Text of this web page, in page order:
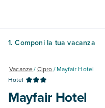
1. Componi la tua vacanza
Vacanze/Cipro/Mayfair Hotel
Hotel
Mayfair Hotel